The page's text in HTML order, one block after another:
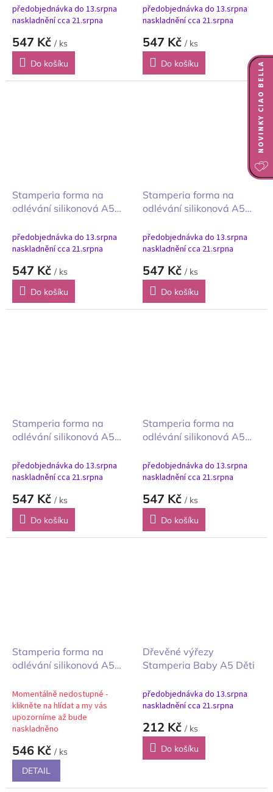
předobjednávka do 13.srpna
naskladnění cca 21.srpna
547 Kč / ks
Do košíku
Sedmikráska a motýl
předobjednávka do 13.srpna
naskladnění cca 21.srpna
547 Kč / ks
Do košíku
Stamperia forma na
odlévání silikonová A5
předobjednávka do 13.srpna
naskladnění cca 21.srpna
547 Kč / ks
Do košíku
Stamperia forma na
odlévání silikonová A5
srdce
předobjednávka do 13.srpna
naskladnění cca 21.srpna
547 Kč / ks
Do košíku
Stamperia forma na
odlévání silikonová A5
předobjednávka do 13.srpna
naskladnění cca 21.srpna
547 Kč / ks
Do košíku
Stamperia forma na
odlévání silikonová A5
předobjednávka do 13.srpna
naskladnění cca 21.srpna
547 Kč / ks
Do košíku
Stamperia forma na
odlévání silikonová A5
Momentálně nedostupné -
klikněte na hlídat a my vás
upozorníme až bude
naskladněno
546 Kč / ks
DETAIL
Dřevěné výřezy
Stamperia Baby A5 Děti
předobjednávka do 13.srpna
naskladnění cca 21.srpna
212 Kč / ks
Do košíku
NOVINKY CIAO BELLA